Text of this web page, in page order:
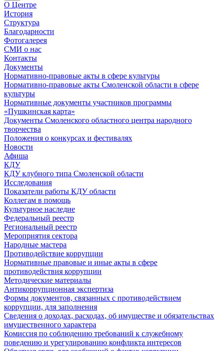
О Центре
История
Структура
Благодарности
Фотогалерея
СМИ о нас
Контакты
Документы
Нормативно-правовые акты в сфере культуры
Нормативно-правовые акты Смоленской области в сфере
культуры
Нормативные документы участников программы
«Пушкинская карта»
Документы Смоленского областного центра народного
творчества
Положения о конкурсах и фестивалях
Новости
Афиша
КДУ
КДУ клубного типа Смоленской области
Исследования
Показатели работы КДУ области
Коллегам в помощь
Культурное наследие
Федеральный реестр
Региональный реестр
Мероприятия сектора
Народные мастера
Противодействие коррупции
Нормативные правовые и иные акты в сфере
противодействия коррупции
Методические материалы
Антикоррупционная экспертиза
Формы документов, связанных с противодействием
коррупции, для заполнения
Сведения о доходах, расходах, об имуществе и обязательствах
имущественного характера
Комиссия по соблюдению требований к служебному
поведению и урегулированию конфликта интересов